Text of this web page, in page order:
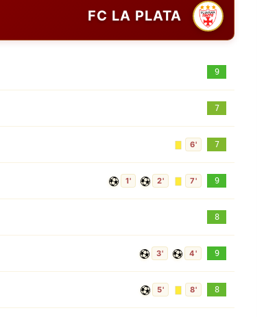
FC LA PLATA
9
7
6' 7
1' 2' 7' 9
8
3' 4' 9
5' 8' 8